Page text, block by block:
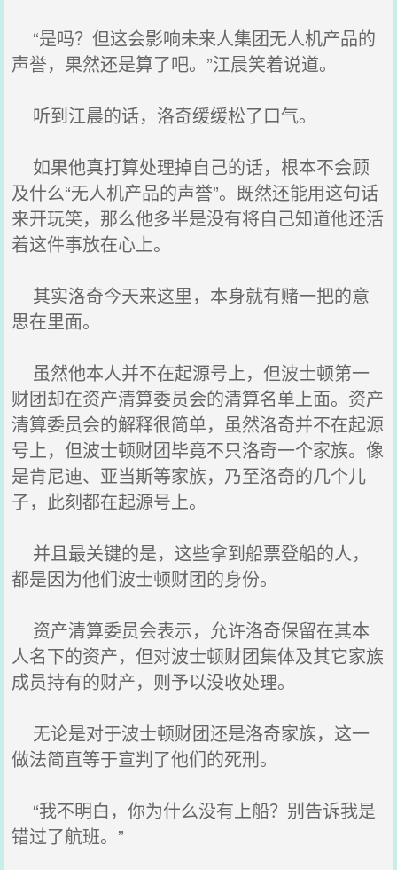
“是吗？但这会影响未来人集团无人机产品的
声誉，果然还是算了吧。”江晨笑着说道。
听到江晨的话，洛奇缓缓松了口气。
如果他真打算处理掉自己的话，根本不会顾
及什么“无人机产品的声誉”。既然还能用这句话
来开玩笑，那么他多半是没有将自己知道他还活
着这件事放在心上。
其实洛奇今天来这里，本身就有赌一把的意
思在里面。
虽然他本人并不在起源号上，但波士顿第一
财团却在资产清算委员会的清算名单上面。资产
清算委员会的解释很简单，虽然洛奇并不在起源
号上，但波士顿财团毕竟不只洛奇一个家族。像
是肯尼迪、亚当斯等家族，乃至洛奇的几个儿
子，此刻都在起源号上。
并且最关键的是，这些拿到船票登船的人，
都是因为他们波士顿财团的身份。
资产清算委员会表示，允许洛奇保留在其本
人名下的资产，但对波士顿财团集体及其它家族
成员持有的财产，则予以没收处理。
无论是对于波士顿财团还是洛奇家族，这一
做法简直等于宣判了他们的死刑。
“我不明白，你为什么没有上船？别告诉我是
错过了航班。”